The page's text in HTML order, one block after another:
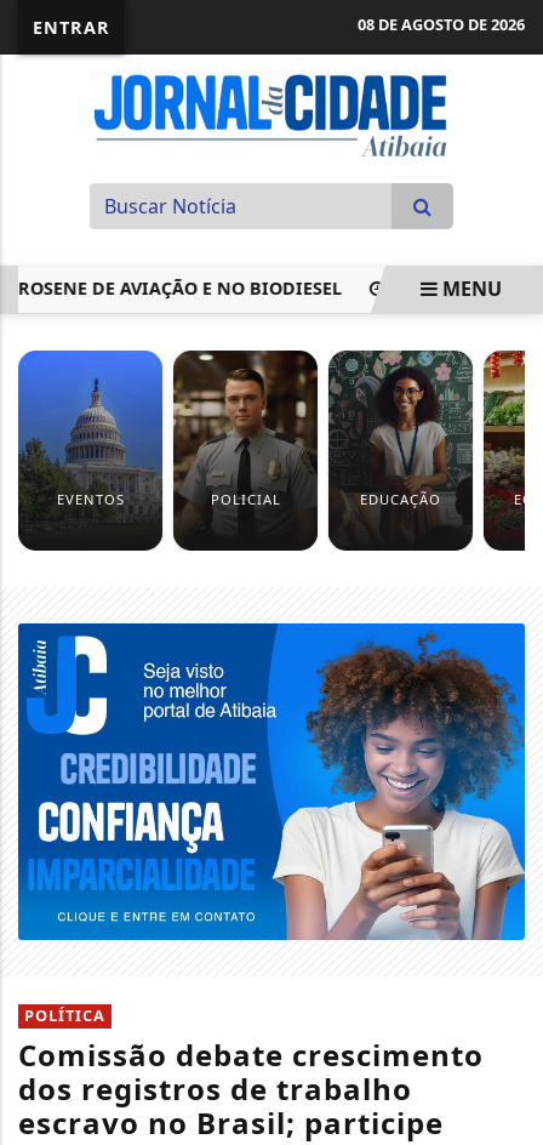
ENTRAR 08 DE AGOSTO DE 2026
DE AVIAÇÃO E NO BIODIESEL HUGO MOTTAMENU
EVENTOS POLICIAL EDUCAÇÃO
POLÍTICA
Comissão debate crescimento
dos registros de trabalho
escravo no Brasil; participe